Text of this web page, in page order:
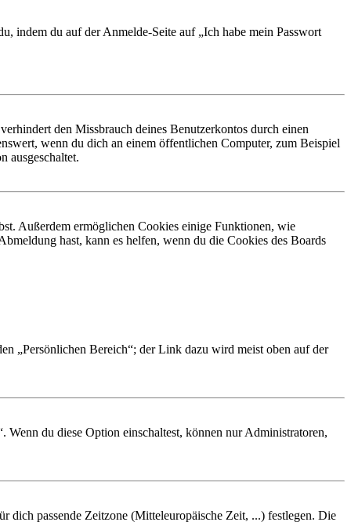
indem du auf der Anmelde-Seite auf „Ich habe mein Passwort
den Missbrauch deines Benutzerkontos durch einen
wenn du dich an einem öffentlichen Computer, zum Beispiel
ausgeschaltet.
Außerdem ermöglichen Cookies einige Funktionen, wie
hast, kann es helfen, wenn du die Cookies des Boards
„Persönlichen Bereich“; der Link dazu wird meist oben auf der
du diese Option einschaltest, können nur Administratoren,
dich passende Zeitzone (Mitteleuropäische Zeit, ...) festlegen. Die